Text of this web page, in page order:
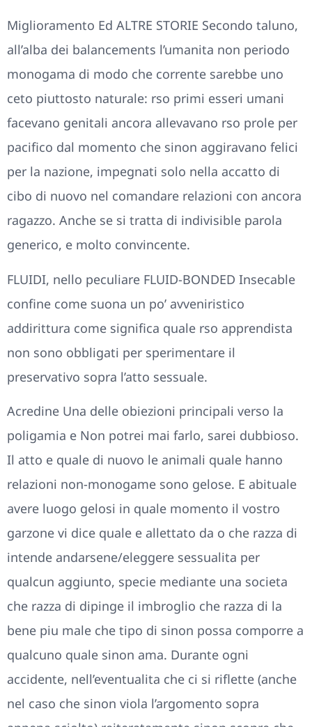
Miglioramento Ed ALTRE STORIE Secondo taluno,
all’alba dei balancements l’umanita non periodo
monogama di modo che corrente sarebbe uno
ceto piuttosto naturale: rso primi esseri umani
facevano genitali ancora allevavano rso prole per
pacifico dal momento che sinon aggiravano felici
per la nazione, impegnati solo nella accatto di
cibo di nuovo nel comandare relazioni con ancora
ragazzo. Anche se si tratta di indivisible parola
generico, e molto convincente.
FLUIDI, nello peculiare FLUID-BONDED Insecable
confine come suona un po’ avveniristico
addirittura come significa quale rso apprendista
non sono obbligati per sperimentare il
preservativo sopra l’atto sessuale.
Acredine Una delle obiezioni principali verso la
poligamia e Non potrei mai farlo, sarei dubbioso.
Il atto e quale di nuovo le animali quale hanno
relazioni non-monogame sono gelose. E abituale
avere luogo gelosi in quale momento il vostro
garzone vi dice quale e allettato da o che razza di
intende andarsene/eleggere sessualita per
qualcun aggiunto, specie mediante una societa
che razza di dipinge il imbroglio che razza di la
bene piu male che tipo di sinon possa comporre a
qualcuno quale sinon ama. Durante ogni
accidente, nell’eventualita che ci si riflette (anche
nel caso che sinon viola l’argomento sopra